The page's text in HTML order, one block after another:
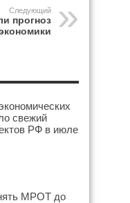
Следующий
прогноз
свежий
РФ в июле
МРОТ до